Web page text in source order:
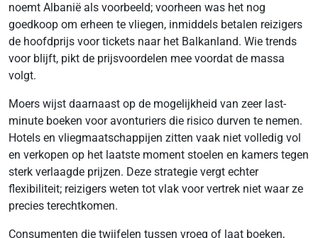
noemt Albanië als voorbeeld; voorheen was het nog
goedkoop om erheen te vliegen, inmiddels betalen reizigers
de hoofdprijs voor tickets naar het Balkanland. Wie trends
voor blijft, pikt de prijsvoordelen mee voordat de massa
volgt.
Moers wijst daarnaast op de mogelijkheid van zeer last-
minute boeken voor avonturiers die risico durven te nemen.
Hotels en vliegmaatschappijen zitten vaak niet volledig vol
en verkopen op het laatste moment stoelen en kamers tegen
sterk verlaagde prijzen. Deze strategie vergt echter
flexibiliteit; reizigers weten tot vlak voor vertrek niet waar ze
precies terechtkomen.
Consumenten die twijfelen tussen vroeg of laat boeken,